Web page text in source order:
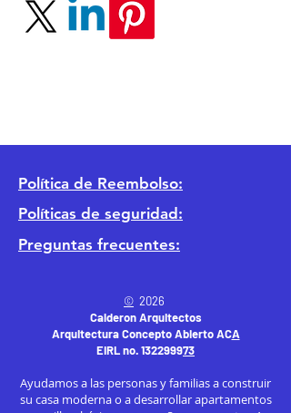
Política de Reembolso:
Políticas de seguridad:
Preguntas frecuentes:
© 2026
Calderon Arquitectos
Arquitectura Concepto Abierto ACA
EIRL no.132299973
Ayudamos a las personas y familias a construir
su casa moderna o a desarrollar apartamentos